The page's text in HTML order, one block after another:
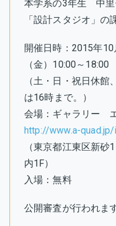
本学系の3年生 中里
「設計スタジオ」の
開催日時：2015年
（金）10:00～18:00
（土・日・祝日休
は16時まで。）
会場：ギャラリー
http://www.a-quad.jp/
（東京都江東区新
内1F）
入場：無料
公開審査が行われま